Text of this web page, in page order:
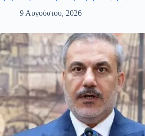
9 Αυγούστου, 2026